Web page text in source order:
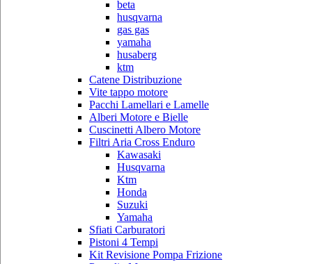
beta
husqvarna
gas gas
yamaha
husaberg
ktm
Catene Distribuzione
Vite tappo motore
Pacchi Lamellari e Lamelle
Alberi Motore e Bielle
Cuscinetti Albero Motore
Filtri Aria Cross Enduro
Kawasaki
Husqvarna
Ktm
Honda
Suzuki
Yamaha
Sfiati Carburatori
Pistoni 4 Tempi
Kit Revisione Pompa Frizione